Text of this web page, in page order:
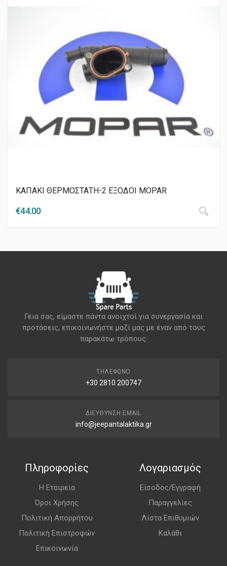
ΚΑΠΑΚΙ ΘΕΡΜΟΣΤΑΤΗ-2 ΕΞΟΔΟΙ MOPAR
€44.00
Γεια σας, είμαστε πάντα ανοιχτοί για συνεργασία και
προτάσεις, επικοινωνήστε μαζί μας με έναν από τους
παρακάτω τρόπους:
ΤΗΛΈΦΩΝΟ
+30 2810 200747
ΔΙΕΎΘΥΝΣΗ EMAIL
info@jeepantalaktika.gr
Πληροφορίες
Η Εταιρεία
Όροι Χρήσης
Πολιτική Απορρήτου
Πολιτική Επιστροφών
Επικοινωνία
Λογαριασμός
Είσοδος/Εγγραφή
Παραγγελίες
Λίστα Επιθυμιών
Καλάθι